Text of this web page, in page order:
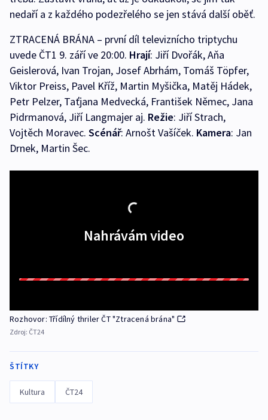
nedaří a z každého podezřelého se jen stává další oběť.
ZTRACENÁ BRÁNA – první díl televiznícho triptychu
uvede ČT1 9. září ve 20:00. Hrají: Jiří Dvořák, Aňa
Geislerová, Ivan Trojan, Josef Abrhám, Tomáš Töpfer,
Viktor Preiss, Pavel Kříž, Martin Myšička, Matěj Hádek,
Petr Pelzer, Taťjana Medvecká, František Němec, Jana
Pidrmanová, Jiří Langmajer aj. Režie: Jiří Strach,
Vojtěch Moravec. Scénář: Arnošt Vašíček. Kamera: Jan
Drnek, Martin Šec.
Nahrávám video
Rozhovor: Třídílný thriler ČT "Ztracená brána"
Zdroj: ČT24
ŠTÍTKY
Kultura ČT24